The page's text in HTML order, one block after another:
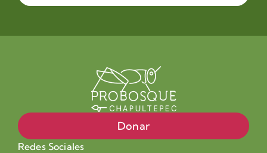
Donar
Redes Sociales